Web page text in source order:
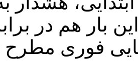
بار هم در